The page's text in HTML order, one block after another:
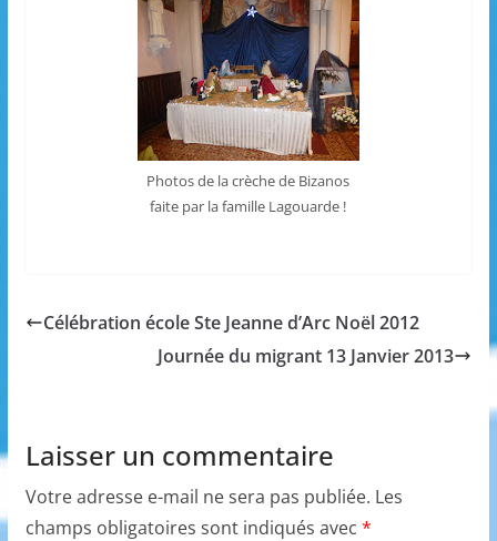
Photos de la crèche de Bizanos
faite par la famille Lagouarde !
Célébration école Ste Jeanne d’Arc Noël 2012
Journée du migrant 13 Janvier 2013
Laisser un commentaire
Votre adresse e-mail ne sera pas publiée. Les
champs obligatoires sont indiqués avec *